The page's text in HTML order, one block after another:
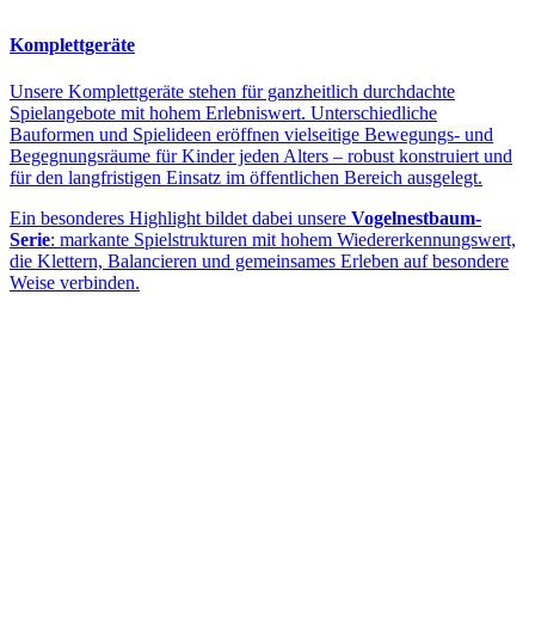
Komplettgeräte
Unsere Komplettgeräte stehen für ganzheitlich durchdachte
Spielangebote mit hohem Erlebniswert. Unterschiedliche
Bauformen und Spielideen eröffnen vielseitige Bewegungs- und
Begegnungsräume für Kinder jeden Alters – robust konstruiert und
für den langfristigen Einsatz im öffentlichen Bereich ausgelegt.
Ein besonderes Highlight bildet dabei unsere Vogelnestbaum-
Serie: markante Spielstrukturen mit hohem Wiedererkennungswert,
die Klettern, Balancieren und gemeinsames Erleben auf besondere
Weise verbinden.